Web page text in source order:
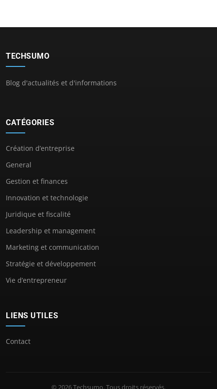
TECHSUMO
Blog d'actualités et d'informations
CATÉGORIES
Création d’entreprise
General
Gestion et finances
Innovation et technologie
Juridique et fiscalité
Leadership et management
Marketing et communication
Stratégie et développement
Vie d’entrepreneur
LIENS UTILES
Contact
© 2026 Techsumo. Tous droits réservés.